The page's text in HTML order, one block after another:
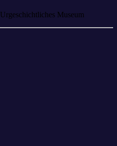
Urgeschichtliches Museum